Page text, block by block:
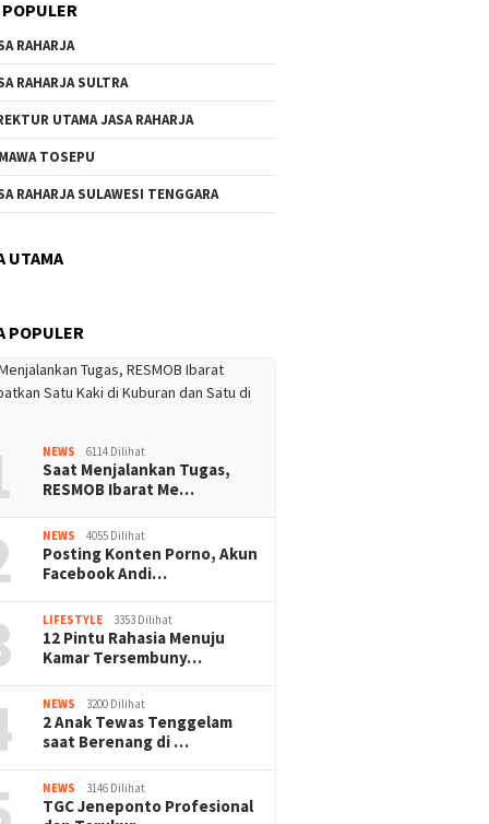
RAHARJA
RAHARJA SULTRA
UTAMA JASA RAHARJA
TOSEPU
RAHARJA SULAWESI TENGGARA
UTAMA
POPULER
NEWS 6114 Dilihat
Saat Menjalankan Tugas,
RESMOB Ibarat Me…
NEWS 4055 Dilihat
Posting Konten Porno, Akun
Facebook Andi…
LIFESTYLE 3353 Dilihat
12 Pintu Rahasia Menuju
Kamar Tersembuny…
NEWS 3200 Dilihat
2 Anak Tewas Tenggelam
saat Berenang di …
NEWS 3146 Dilihat
TGC Jeneponto Profesional